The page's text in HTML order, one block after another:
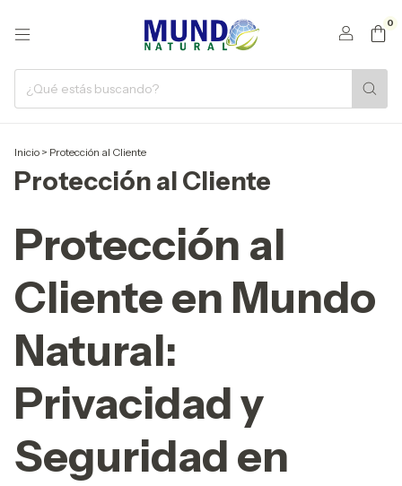
0
Inicio > Protección al Cliente
Protección al Cliente
Protección al
Cliente en Mundo
Natural:
Privacidad y
Seguridad en